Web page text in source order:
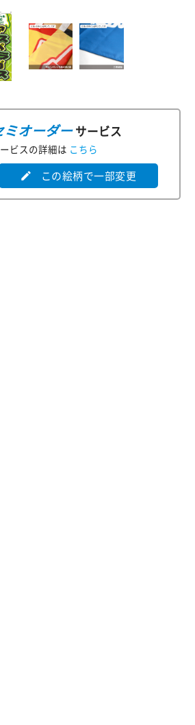
ミオーダーサービス
ビスの詳細は こちら
edit この絵柄で一部変更